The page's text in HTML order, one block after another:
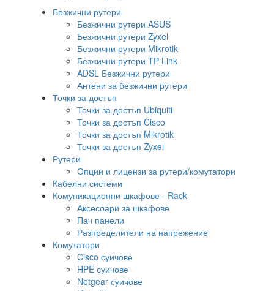
Безжични рутери
Безжични рутери ASUS
Безжични рутери Zyxel
Безжични рутери Mikrotik
Безжични рутери TP-Link
ADSL Безжични рутери
Антени за безжични рутери
Точки за достъп
Точки за достъп Ubiquiti
Точки за достъп Cisco
Точки за достъп Mikrotik
Точки за достъп Zyxel
Рутери
Опции и лицензи за рутери/комутатори
Кабелни системи
Комуникационни шкафове - Rack
Аксесоари за шкафове
Пач панели
Разпределители на напрежение
Комутатори
Cisco суичове
HPE суичове
Netgear суичове